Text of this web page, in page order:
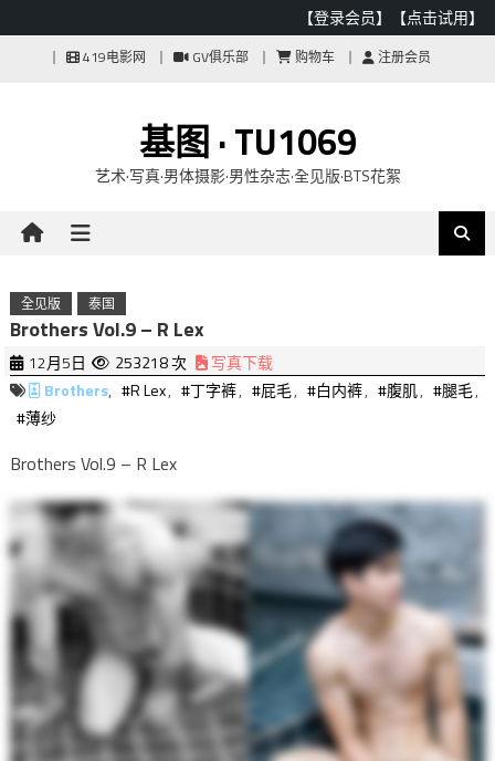
【登录会员】 【点击试用】
419电影网 GV俱乐部 购物车 注册会员
基图 · TU1069
艺术·写真·男体摄影·男性杂志·全见版·BTS花絮
全见版 泰国
Brothers Vol.9 – R Lex
12月5日 253218 次
写真下载
Brothers, #R Lex, #丁字裤, #屁毛, #白内裤, #腹肌, #腿毛,
#薄纱
Brothers Vol.9 – R Lex